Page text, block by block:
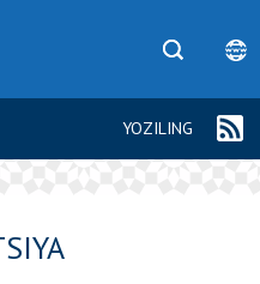
YOZILING